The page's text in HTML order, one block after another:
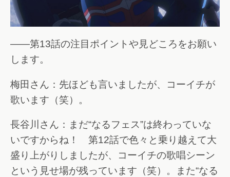
――第13話の注目ポイントや見どころをお願い
します。
梅田さん：先ほども言いましたが、コーイチが
歌います（笑）。
長谷川さん：まだ“なるフェス”は終わっていな
いですからね！ 第12話で色々と乗り越えて大
盛り上がりしましたが、コーイチの歌唱シーン
という見せ場が残っています（笑）。また“なる